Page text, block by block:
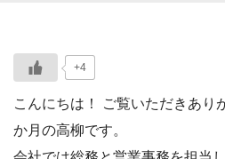
+4
こんにちは！ ご覧いただきあり
か月の高柳です。